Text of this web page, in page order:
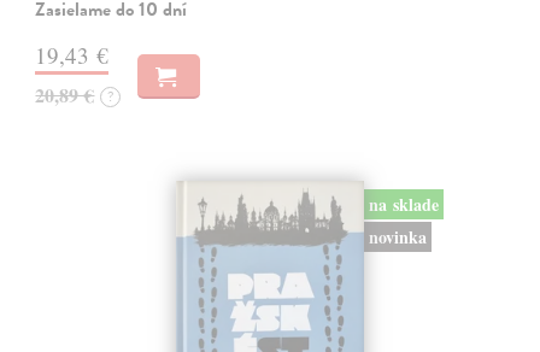
Zasielame do 10 dní
19,43 €
20,89 € ?
na sklade
novinka